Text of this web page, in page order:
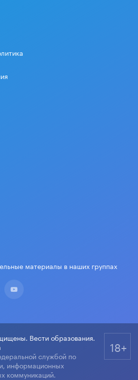
материалы в наших группах
Вести образования.
службой по
информационных
коммуникаций.
18+